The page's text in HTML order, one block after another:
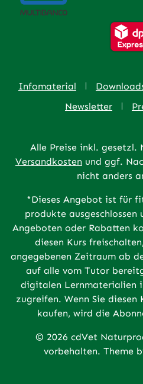
Infomaterial
Newsletter
Alle Preise inkl. gesetzl.
Versandkosten und ggf.
nicht anders
*Dieses Angebot ist für
produkte
Angeboten oder Rabatten
diesen Kurs
angegebenen Zeitraum ab
auf alle vom Tutor
digitalen Lernmaterialien
zugreifen. Wenn Sie diesen
kaufen, wird die
© 2026 cdVet
vorbehalten. Theme